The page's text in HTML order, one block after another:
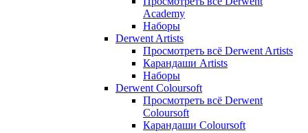
Academy
Наборы
Derwent Artists
Просмотреть всё Derwent Artists
Карандаши Artists
Наборы
Derwent Coloursoft
Просмотреть всё Derwent
Coloursoft
Карандаши Coloursoft